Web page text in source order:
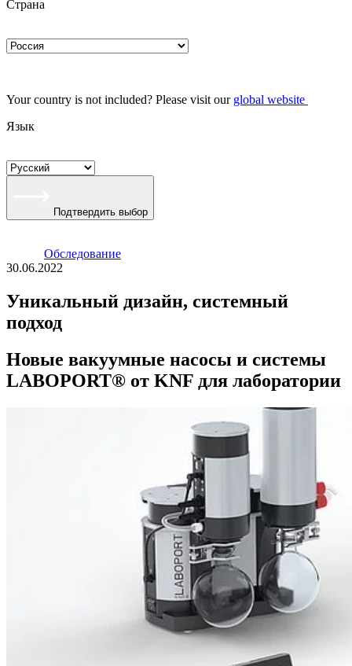
Страна
Your country is not included? Please visit our global website
Язык
Подтвердить выбор
Oбследование
30.06.2022
Уникальный дизайн, системный
подход
Новые вакуумные насосы и системы
LABOPORT® от KNF для лаборатории